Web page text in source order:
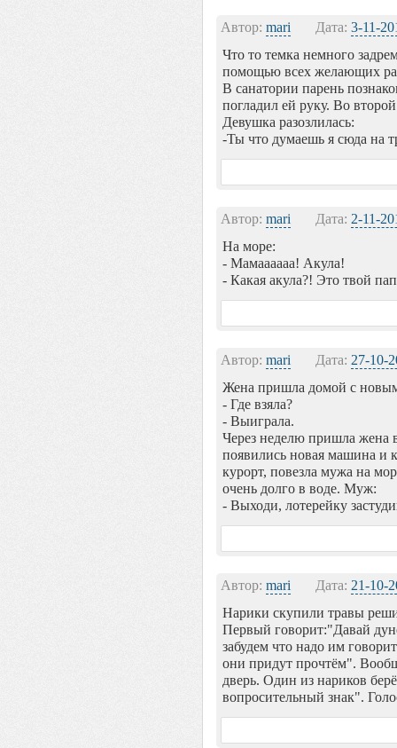
Автор: mari Дата: 3-11-
Что то темка немного
помощью всех желающих
В санатории парень
погладил ей руку. Во
Девушка разозлилась:
-Ты что думаешь я сюда на
Автор: mari Дата: 2-11-
На море:
- Мамаааааа! Акула!
- Какая акула?! Это твой
Автор: mari Дата: 27-10-
Жена пришла домой с
- Где взяла?
- Выиграла.
Через неделю пришла жена
появились новая машина и
курорт, повезла мужа на
очень долго в воде. Муж:
- Выходи, лотерейку
Автор: mari Дата: 21-10-
Нарики скупили травы
Первый говорит:"Давай
забудем что надо им
они придут прочтём".
дверь. Один из нариков
вопросительный знак".